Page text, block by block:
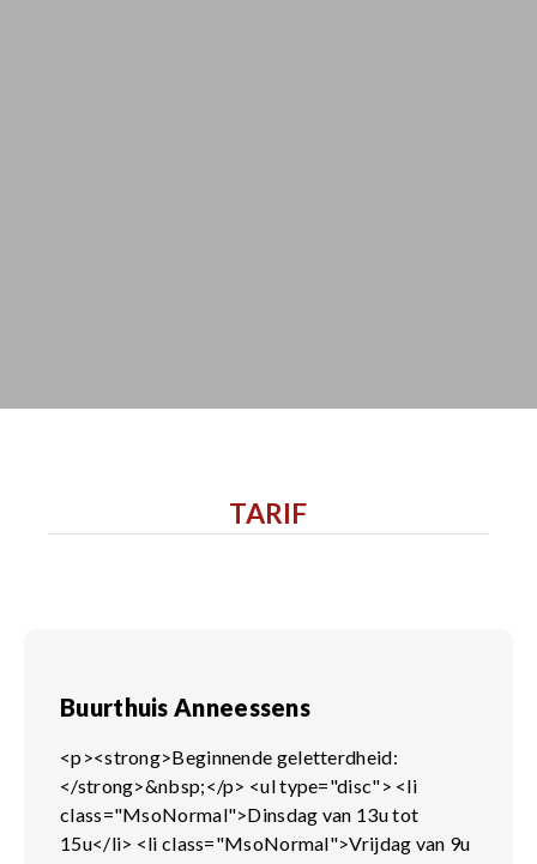
TARIF
Buurthuis Anneessens
<p><strong>Beginnende geletterdheid:
</strong>&nbsp;</p> <ul type="disc"> <li
class="MsoNormal">Dinsdag van 13u tot
15u</li> <li class="MsoNormal">Vrijdag van 9u